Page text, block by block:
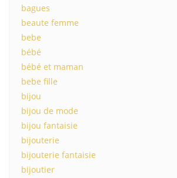
bagues
beaute femme
bebe
bébé
bébé et maman
bebe fille
bijou
bijou de mode
bijou fantaisie
bijouterie
bijouterie fantaisie
bijoutier